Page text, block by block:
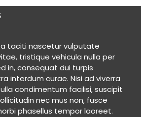
taciti nascetur vulputate
tristique vehicula nulla per
in, consequat dui turpis
interdum curae. Nisi ad viverra
condimentum facilisi, suscipit
nec mus non, fusce
phasellus tempor laoreet.